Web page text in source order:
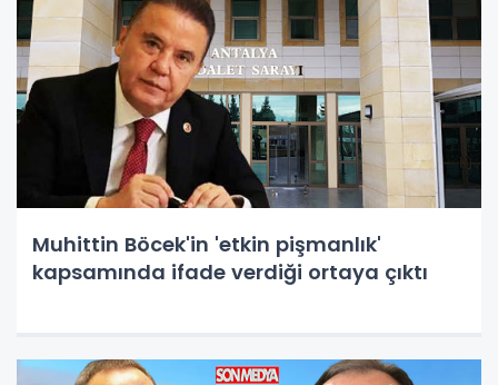
Muhittin Böcek'in 'etkin pişmanlık'
kapsamında ifade verdiği ortaya çıktı